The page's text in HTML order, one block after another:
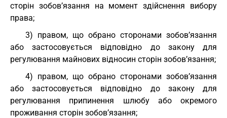
сторін зобов’язання на момент здійснення вибору
права;
3) правом, що обрано сторонами зобов’язання
або застосовується відповідно до закону для
регулювання майнових відносин сторін зобов’язання;
4) правом, що обрано сторонами зобов’язання
або застосовується відповідно до закону для
регулювання припинення шлюбу або окремого
проживання сторін зобов’язання;